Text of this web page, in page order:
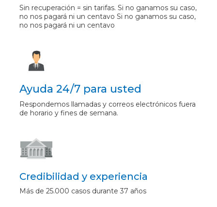
Sin recuperación = sin tarifas. Si no ganamos su caso,
no nos pagará ni un centavo Si no ganamos su caso,
no nos pagará ni un centavo
Ayuda 24/7 para usted
Respondemos llamadas y correos electrónicos fuera
de horario y fines de semana.
Credibilidad y experiencia
Más de 25.000 casos durante 37 años